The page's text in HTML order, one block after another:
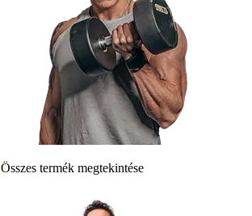
Összes termék megtekintése